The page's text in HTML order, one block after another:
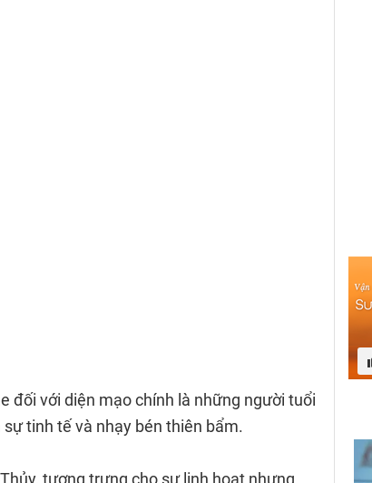
đối với diện mạo chính là những người tuổi
tinh tế và nhạy bén thiên bẩm.
tượng trưng cho sự linh hoạt nhưng